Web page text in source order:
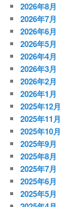
2026年8月
2026年7月
2026年6月
2026年5月
2026年4月
2026年3月
2026年2月
2026年1月
2025年12月
2025年11月
2025年10月
2025年9月
2025年8月
2025年7月
2025年6月
2025年5月